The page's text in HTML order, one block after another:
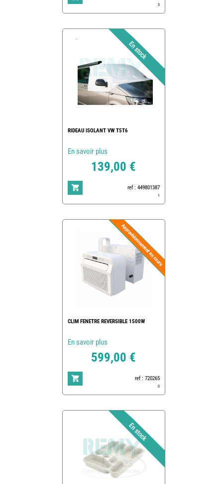
3
RIDEAU ISOLANT VW T5T6
En savoir plus
139,00 €
ref : 449801387
1
CLIM FENETRE REVERSIBLE 1500W
En savoir plus
599,00 €
ref : 720265
0